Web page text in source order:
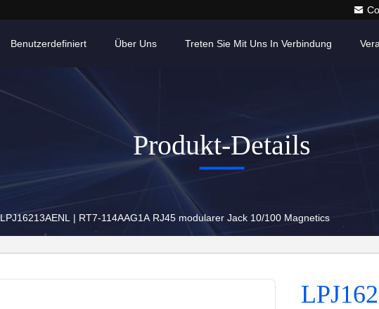
Über Uns Treten Sie Mit Uns In Verbindung
Benutzerdefiniert
Produkt-Details
LPJ16213AENL | RT7-114AAG1A RJ45 modularer Jack 10/100 Magnetics